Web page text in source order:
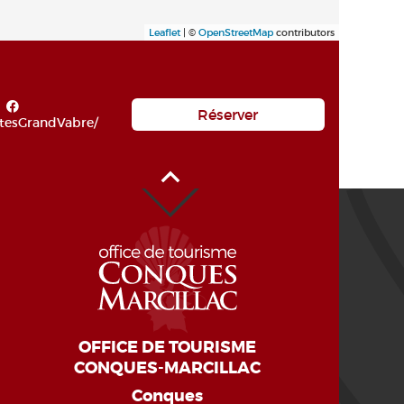
Leaflet| © OpenStreetMap contributors
Réserver
OFFICE DE TOURISME
CONQUES-MARCILLAC
Conques